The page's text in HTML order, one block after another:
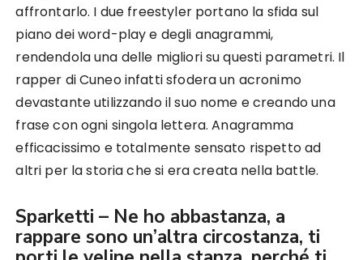
affrontarlo. I due freestyler portano la sfida sul
piano dei word-play e degli anagrammi,
rendendola una delle migliori su questi parametri. Il
rapper di Cuneo infatti sfodera un acronimo
devastante utilizzando il suo nome e creando una
frase con ogni singola lettera. Anagramma
efficacissimo e totalmente sensato rispetto ad
altri per la storia che si era creata nella battle.
Sparketti – Ne ho abbastanza, a
rappare sono un’altra circostanza, ti